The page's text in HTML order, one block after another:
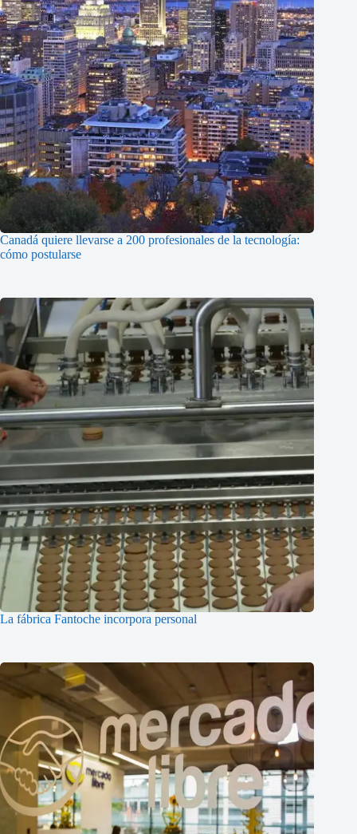
Canadá quiere llevarse a 200 profesionales de la tecnología:
cómo postularse
La fábrica Fantoche incorpora personal